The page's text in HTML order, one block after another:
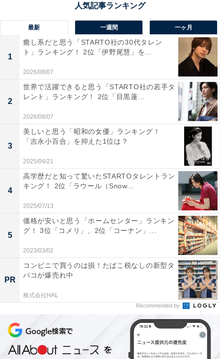
1位：銀座（64票）
気になる1位には、銀座が選ばれました。ハイブランド
のブティックや格式ある老舗、高級デパートなどが立ち
並ぶ銀座は、古くから文化や商品が集まってくる中心地
として栄えました。銀座の通りをぶらぶらと歩くことを
意味する「銀ぶら」という言葉も有名です。
回答者からも「歩くだけでも楽しめるなら銀座。奇抜な
建物も多いし歩行者天国で歩きやすい。道もキレイ（29
歳女性）」「街の建物が新旧混じっいて雰囲気が素敵で
歩いていて楽しい（48歳女性）」といった、“銀ぶら”推
進派の意見が多く見受けられました。
この記事の筆者：花輪えみ プロフィール
ライター／編集者。女性向けサイト編集、兼業ライター
を経て現在はフリー。主にインタビュー記事や漫画書
＞次ページ：23位までのランキング結果を見る
最新 一週間 一ヶ月
1
癒し系だと思う「STARTO社の30代タレン
ト」ランキング！ 2位「伊野尾慧」を...
2026/08/07
2
世界で活躍できると思う「STARTO社の若手タ
レント」ランキング！ 2位「目黒蓮...
2026/08/07
3
美しいと思う「昭和の女優」ランキング！
「吉永小百合」を抑えた1位は？
2025/04/21
4
高学歴だと知って驚いたSTARTOタレントラン
キング！ 2位「ラウール（Snow...
2025/07/13
5
価格が安いと思う「ホームセンター」ランキン
グ！ 3位「コメリ」、2位「コーナン」...
2023/03/02
PR
コンビニで買うのは損！たばこ税なしの新型タ
バコが爆売れ中
株式会社HAL
Recommended by